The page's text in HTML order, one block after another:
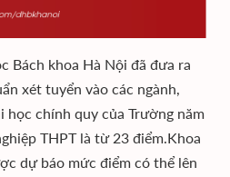
Bách khoa Hà Nội đã đưa ra
xét tuyển vào các ngành,
chính quy của Trường năm
THPT là từ 23 điểm.Khoa
dự báo mức điểm có thể lên